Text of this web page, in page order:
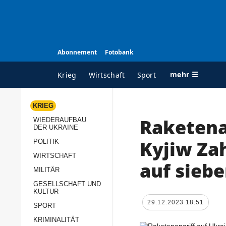
Abonnement Fotobank
Krieg Wirtschaft Sport mehr ☰
ALLE RUBRIKEN
Wiederaufbau der
Politik
Militär
KRIEG
WIEDERAUFBAU
DER UKRAINE
POLITIK
WIRTSCHAFT
MILITÄR
GESELLSCHAFT UND
KULTUR
SPORT
KRIMINALITÄT
Kyjiw
auf
29.12.2023 18:51